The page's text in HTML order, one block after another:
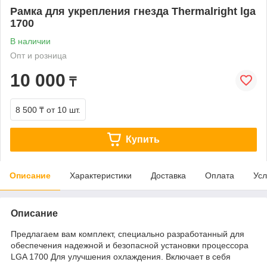
Рамка для укрепления гнезда Thermalright lga
1700
В наличии
Опт и розница
10 000 ₸
8 500 ₸ от 10 шт.
Купить
Описание Характеристики Доставка Оплата
Описание
Предлагаем вам комплект, специально разработанный для
обеспечения надежной и безопасной установки процессора
LGA 1700 Для улучшения охлаждения. Включает в себя